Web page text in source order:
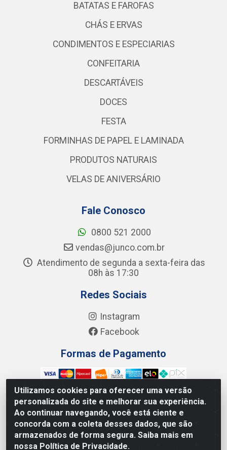
Utilizamos cookies para oferecer uma versão
personalizada do site e melhorar sua experiência.
Ao continuar navegando, você está ciente e
concorda com a coleta desses dados, que são
armazenados de forma segura. Saiba mais em
nossa Política de Privacidade.
BATATAS E FAROFAS
CHÁS E ERVAS
CONDIMENTOS E ESPECIARIAS
CONFEITARIA
DESCARTÁVEIS
DOCES
FESTA
FORMINHAS DE PAPEL E LAMINADA
PRODUTOS NATURAIS
VELAS DE ANIVERSÁRIO
Fale Conosco
0800 521 2000
vendas@junco.com.br
Atendimento de segunda a sexta-feira das
08h às 17:30
Redes Sociais
Instagram
Facebook
Formas de Pagamento
Junco Industria e Comercio Ltda - R. Lineu Anterino
Mariano, 505 - Distrito Industrial, Uberlândia - MG CEP
38.402-346 - CNPJ: 66.312.653/0001-14